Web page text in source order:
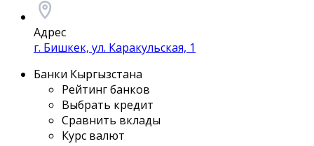
Адрес
г. Бишкек, ул. Каракульская, 1
Банки Кыргызстана
Рейтинг банков
Выбрать кредит
Сравнить вклады
Курс валют